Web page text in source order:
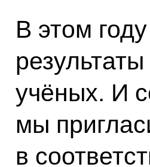
В этом
учёных. И
мы
в